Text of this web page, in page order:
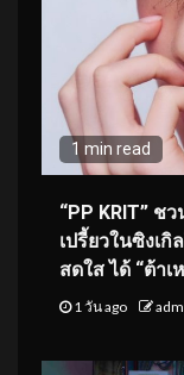
1 min read
“PP KRIT”
เปรี้ยวในซิงเกิ
สดใส ได้ “ต้า
1 วัน ago